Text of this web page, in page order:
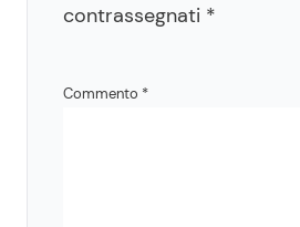
contrassegnati *
Commento *